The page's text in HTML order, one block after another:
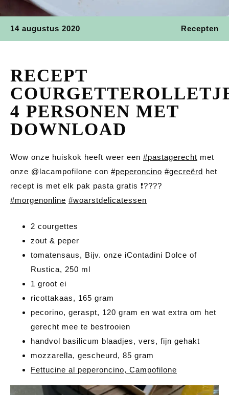
14 augustus 2020 Recepten
RECEPT
4 PERSONEN MET
DOWNLOAD
Wow onze huiskok heeft weer een #pastagerecht met
onze @lacampofilone con #peperoncino #gecreërd het
recept is met elk pak pasta gratis ❗️????
#morgenonline #woarstdelicatessen
2 courgettes
zout & peper
tomatensaus, Bijv. onze iContadini Dolce of
Rustica, 250 ml
1 groot ei
ricottakaas, 165 gram
pecorino, geraspt, 120 gram en wat extra om het
gerecht mee te bestrooien
handvol basilicum blaadjes, vers, fijn gehakt
mozzarella, gescheurd, 85 gram
Fettucine al peperoncino, Campofilone